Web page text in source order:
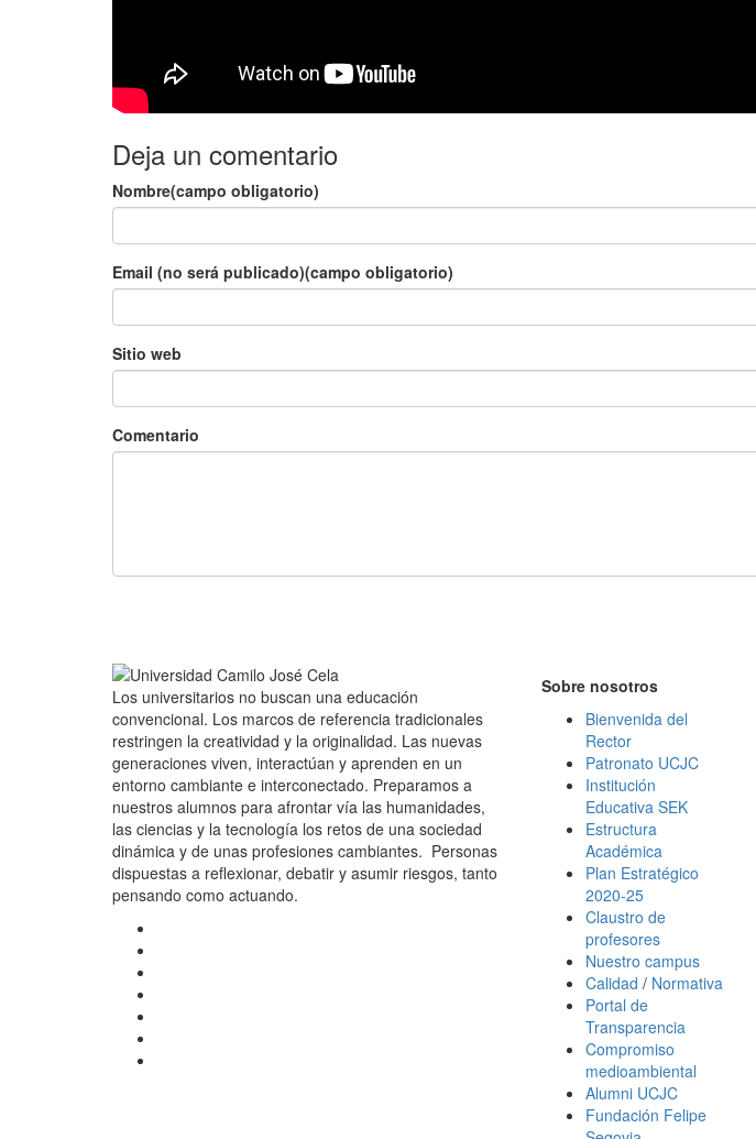
Deja un comentario
Nombre(campo obligatorio)
Email (no será publicado)(campo obligatorio)
Sitio web
Comentario
Los universitarios no buscan una educación
convencional. Los marcos de referencia tradicionales
restringen la creatividad y la originalidad. Las nuevas
generaciones viven, interactúan y aprenden en un
entorno cambiante e interconectado. Preparamos a
nuestros alumnos para afrontar vía las humanidades,
las ciencias y la tecnología los retos de una sociedad
dinámica y de unas profesiones cambiantes. Personas
dispuestas a reflexionar, debatir y asumir riesgos, tanto
pensando como actuando.
Sobre nosotros
Bienvenida del
Rector
Patronato UCJC
Institución
Educativa SEK
Estructura
Académica
Plan Estratégico
2020-25
Claustro de
profesores
Nuestro campus
Calidad / Normativa
Portal de
Transparencia
Compromiso
medioambiental
Alumni UCJC
Fundación Felipe